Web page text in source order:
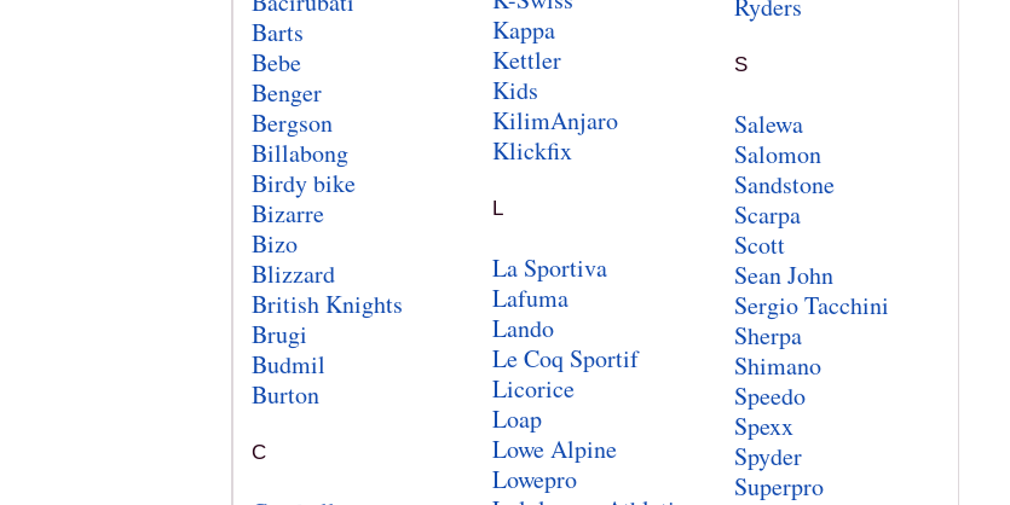
Barts
Bebe
Benger
Bergson
Billabong
Birdy bike
Bizarre
Bizo
Blizzard
British Knights
Brugi
Budmil
Burton
C
Kappa
Kettler
Kids
KilimAnjaro
Klickfix
L
La Sportiva
Lafuma
Lando
Le Coq Sportif
Licorice
Loap
Lowe Alpine
Lowepro
Ryders
S
Salewa
Salomon
Sandstone
Scarpa
Scott
Sean John
Sergio Tacchini
Sherpa
Shimano
Speedo
Spexx
Spyder
Superpro